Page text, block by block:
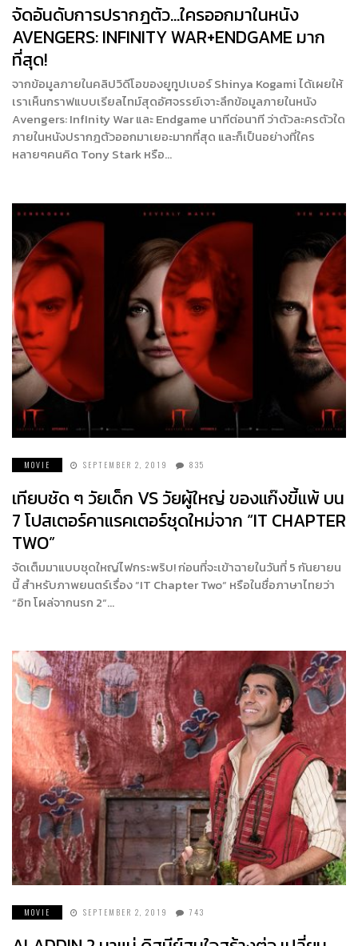
จัดอันดับการปรากฎตัว…ใครออกมาในหนัง
AVENGERS: INFINITY WAR+ENDGAME มาก
ที่สุด!
จากข้อมูลภายในคลิปวิดีโอของยูทูปเบอร์ Shinya Kogami ได้เผยให้
เราเห็นกราฟแบบเรียลไทม์สุดอัศจรรย์เจาะลึกข้อมูลภายในหนัง
Avengers: InfInity War และ Endgame นาทีต่อนาที ว่าตัวละครตัวใด
ภายในหนังปรากฎตัวออกมาเยอะมากที่สุด และก็เป็นอย่างที่ใคร
หลายๆคนคิด Tony Stark หรือ…
MOVIE SEPTEMBER 2, 2019 835
เทียบชัด ๆ วัยเด็ก VS วัยผู้ใหญ่ ของแก๊งขี้แพ้ บน
7 โปสเตอร์คาแรคเตอร์ชุดใหม่จาก “IT CHAPTER
TWO”
จัดเต็มมาแบบชุดใหญ่ไฟกระพริบ! ก่อนที่จะเข้าฉายในวันที่ 5 กันยายน
นี้ สำหรับภาพยนตร์เรื่อง “IT Chapter Two“ หรือในชื่อภาษาไทยว่า
“อิท โผล่จากนรก 2“…
MOVIE SEPTEMBER 2, 2019 743